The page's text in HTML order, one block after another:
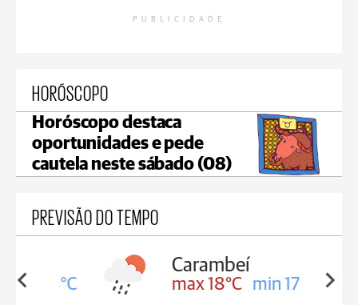
PUBLICIDADE
HORÓSCOPO
Horóscopo destaca
oportunidades e pede
cautela neste sábado (08)
PREVISÃO DO TEMPO
18°C
Carambeí
max 18°C min 17°C